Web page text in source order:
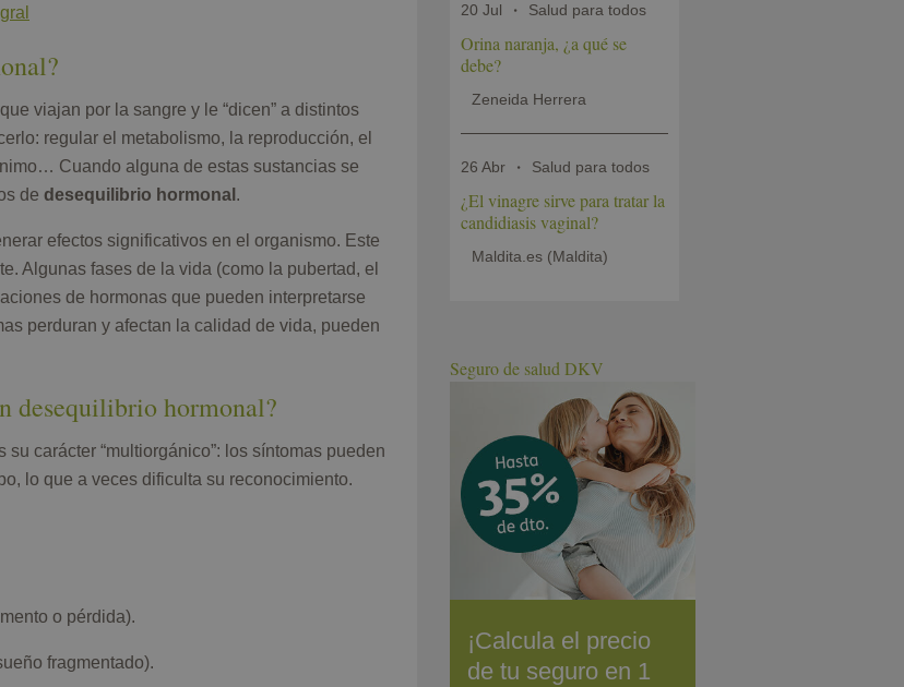
viajan por la sangre y le “dicen” a distintos
regular el metabolismo, la reproducción, el
Cuando alguna de estas sustancias se
de desequilibrio hormonal .
efectos significativos en el organismo. Este
Algunas fases de la vida (como la pubertad, el
de hormonas que pueden interpretarse
perduran y afectan la calidad de vida, pueden
desequilibrio hormonal?
carácter “multiorgánico”: los síntomas pueden
lo que a veces dificulta su reconocimiento.
o pérdida).
fragmentado).
20 Jul Salud para todos
Orina naranja, ¿a qué se
debe?
Zeneida Herrera
26 Abr Salud para todos
¿El vinagre sirve para tratar la
candidiasis vaginal?
Maldita.es (Maldita)
Seguro de salud DKV
¡Calcula el precio
de tu seguro en 1